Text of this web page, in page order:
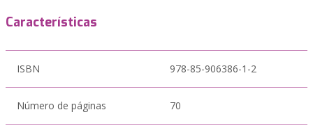
Características
ISBN 978-85-906386-1-2
Número de páginas 70